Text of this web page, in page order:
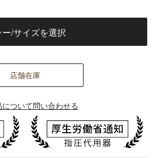
ー/サイズを選択
店舗在庫
について問い合わせる